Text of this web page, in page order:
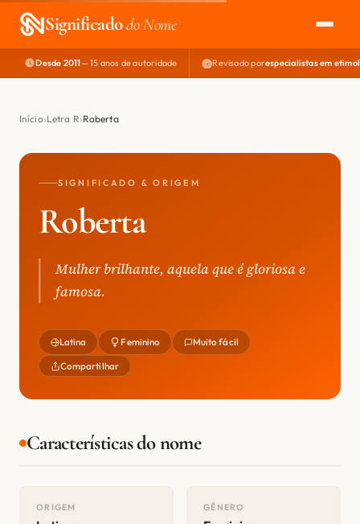
Significadodo Nome
EXPLORAR
NOME PERFEITO
Desde 2011— 15 anos de autoridade Revisado porespecialistas em
Início Letra R Roberta
SIGNIFICADO & ORIGEM
Roberta
Mulher brilhante, aquela que é gloriosa e
famosa.
Latina Feminino Muito fácil
Compartilhar
Características do nome
ORIGEM GÊNERO